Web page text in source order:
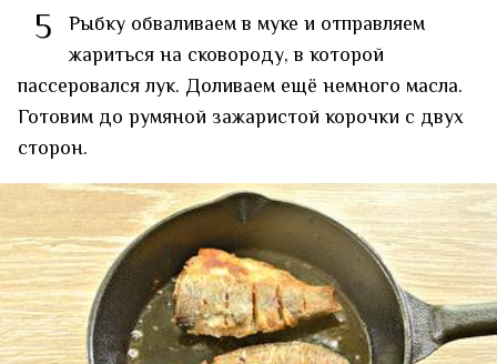
5 Рыбку обваливаем в муке и отправляем
жариться на сковороду, в которой
пассеровался лук. Доливаем ещё немного масла.
Готовим до румяной зажаристой корочки с двух
сторон.